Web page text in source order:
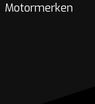
Motormerken